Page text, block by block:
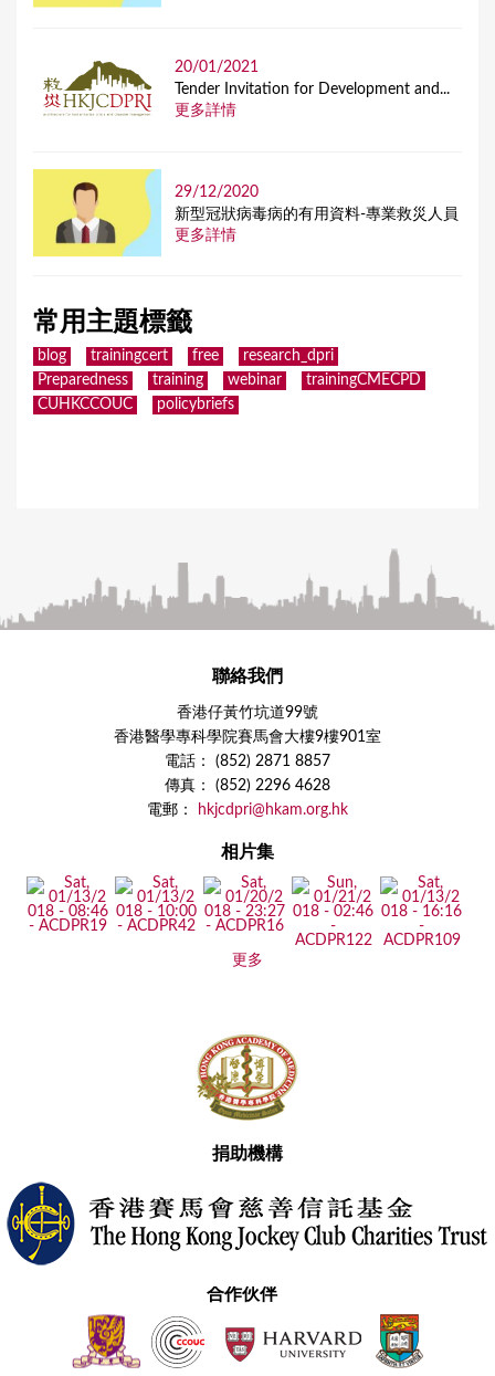
20/01/2021
Tender Invitation for Development and...
更多詳情
29/12/2020
新型冠狀病毒病的有用資料-專業救災人員
更多詳情
常用主題標籤
blog trainingcert free
research_dpri
Preparedness
training webinar
trainingCMECPD
CUHKCCOUC
policybriefs
聯絡我們
香港仔黃竹坑道99號
香港醫學專科學院賽馬會大樓9樓901室
電話： (852) 2871 8857
傳真： (852) 2296 4628
電郵：
hkjcdpri@hkam.org.hk
相片集
更多
捐助機構
合作伙伴